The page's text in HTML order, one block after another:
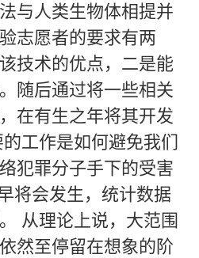
与人类生物体相提并
志愿者的要求有两
技术的优点，二是能
随后通过将一些相关
在有生之年将其开发
工作是如何避免我们
犯罪分子手下的受害
将会发生，统计数据
从理论上说，大范围
然至停留在想象的阶